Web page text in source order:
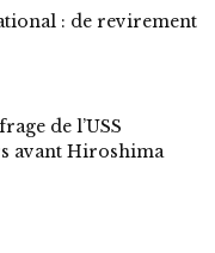
: de revirement
de l’USS
avant Hiroshima